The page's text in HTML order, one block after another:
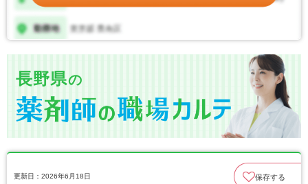
長野県の
更新日：2026年6月18日 保存する